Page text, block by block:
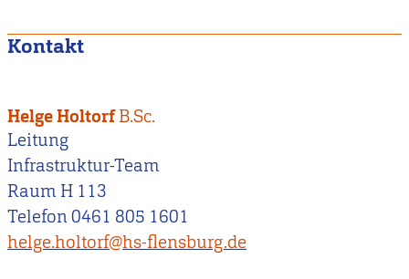
Kontakt
Helge HoltorfB.Sc.
Leitung
Infrastruktur-Team
Raum H 113
Telefon 0461 805 1601
helge.holtorf@hs-flensburg.de